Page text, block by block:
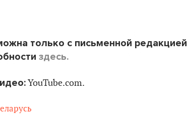
только с письменной редакцией
здесь.
YouTube.com.